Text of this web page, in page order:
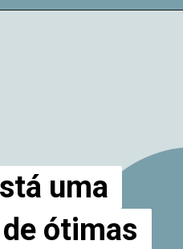
uma
ótimas
uma
ótimas